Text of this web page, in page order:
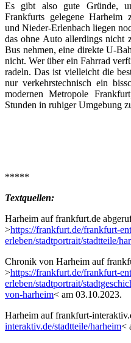
Es gibt also gute Gründe,
Frankfurts gelegene Harheim
und Nieder-Erlenbach liegen
das ohne Auto allerdings nicht
Bus nehmen, eine direkte U-
nicht. Wer über ein Fahrrad
radeln. Das ist vielleicht die
nur verkehrstechnisch ein
modernen Metropole
Stunden in ruhiger Umgebung
*****
Textquellen:
Harheim auf frankfurt.de
>https://frankfurt.de/frankfurt-
erleben/stadtportrait/stadtteile/
Chronik von Harheim auf
>https://frankfurt.de/frankfurt-
erleben/stadtportrait/
von-harheim< am 03.10.2023.
Harheim auf frankfurt-
interaktiv.de/stadtteile/harheim<